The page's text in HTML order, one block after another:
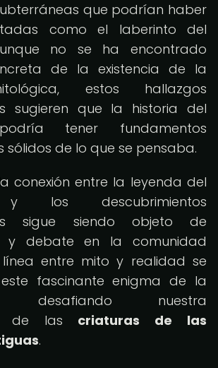
que podrían haber
como el laberinto del
no se ha encontrado
de la existencia de la
estos hallazgos
sugieren que la historia del
tener fundamentos
sólidos de lo que se pensaba.
conexión entre la leyenda del
y los descubrimientos
sigue siendo objeto de
y debate en la comunidad
entre mito y realidad se
fascinante enigma de la
desafiando nuestra
de las criaturas de las
.